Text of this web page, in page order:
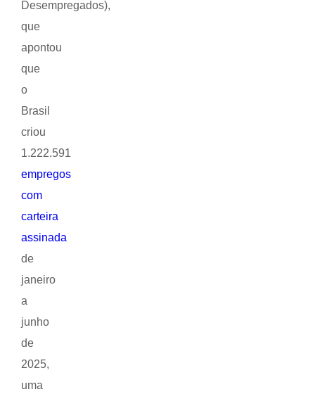
Desempregados),
que
apontou
que
o
Brasil
criou
1.222.591
empregos
com
carteira
assinada
de
janeiro
a
junho
de
2025,
uma